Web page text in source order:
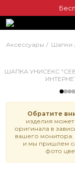
Аксессуары Шапки
Обратите
изделия может
оригинала в
вашего монитора.
и мы пришлем
фото